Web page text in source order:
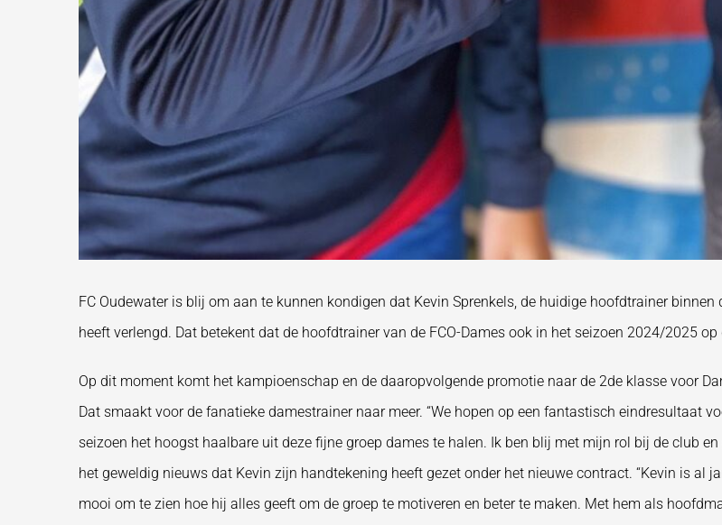
FC Oudewater is blij om aan te kunnen kondigen dat Kevin Sprenkels, de huidige hoofdtrainer
heeft verlengd. Dat betekent dat de hoofdtrainer van de FCO-Dames ook in het seizoen 2024/2025
Op dit moment komt het kampioenschap en de daaropvolgende promotie naar de 2de klasse voor
Dat smaakt voor de fanatieke damestrainer naar meer. “We hopen op een fantastisch eindresultaat
seizoen het hoogst haalbare uit deze fijne groep dames te halen. Ik ben blij met mijn rol bij de club
het geweldig nieuws dat Kevin zijn handtekening heeft gezet onder het nieuwe contract. “Kevin is al
mooi om te zien hoe hij alles geeft om de groep te motiveren en beter te maken. Met hem als